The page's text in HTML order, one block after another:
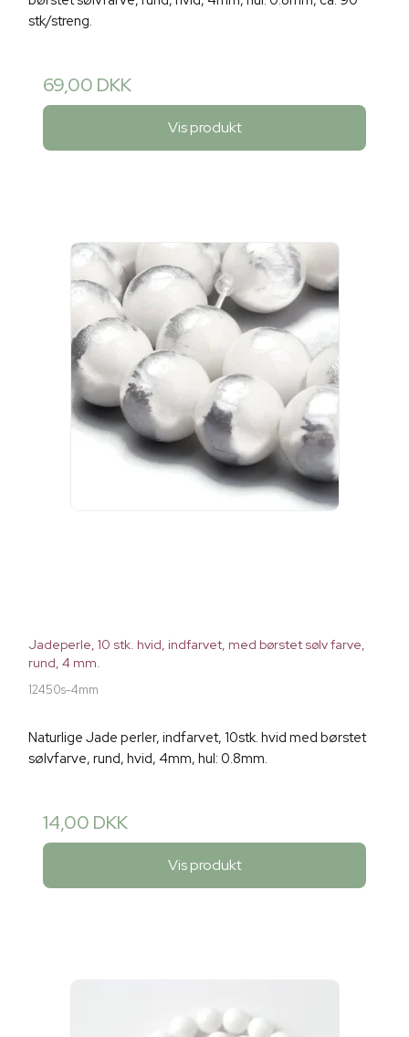
stk/streng.
69,00 DKK
Vis produkt
Jadeperle, 10 stk. hvid, indfarvet, med børstet sølv farve,
rund, 4 mm.
12450s-4mm
Naturlige Jade perler, indfarvet, 10stk. hvid med børstet
sølvfarve, rund, hvid, 4mm, hul: 0.8mm.
14,00 DKK
Vis produkt